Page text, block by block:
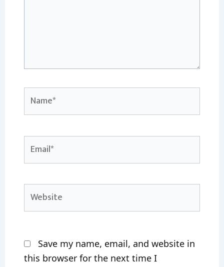
Name*
Email*
Website
Save my name, email, and website in
this browser for the next time I